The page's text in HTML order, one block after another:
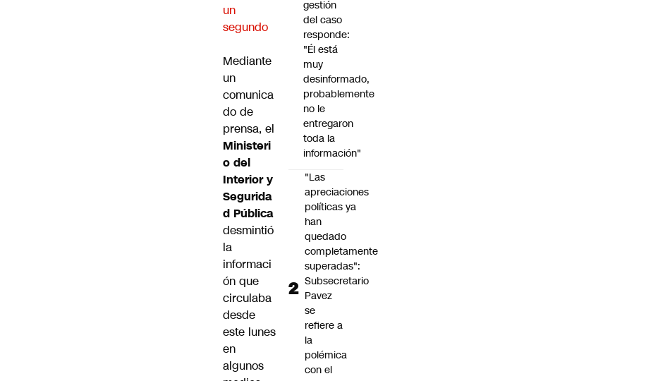
un
segundo
Mediante
un
comunica
do de
prensa, el
Ministeri
o del
Interior y
Segurida
d Pública
desmintió
la
informaci
ón que
circulaba
desde
este lunes
en
algunos
gestión
del caso
responde:
"Él está
muy
desinformado,
probablemente
no le
entregaron
toda la
información"
"Las
apreciaciones
políticas ya
han
quedado
completamente
superadas":
Subsecretario
Pavez
se
refiere a
la
polémica
con el